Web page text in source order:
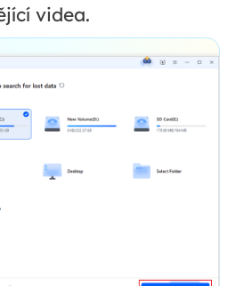
videa.